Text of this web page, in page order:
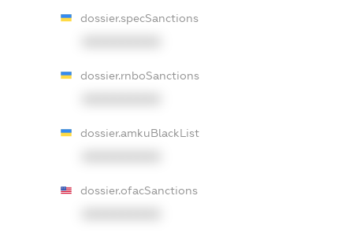
dossier.specSanctions
dossier.rnboSanctions
dossier.amkuBlackList
dossier.ofacSanctions